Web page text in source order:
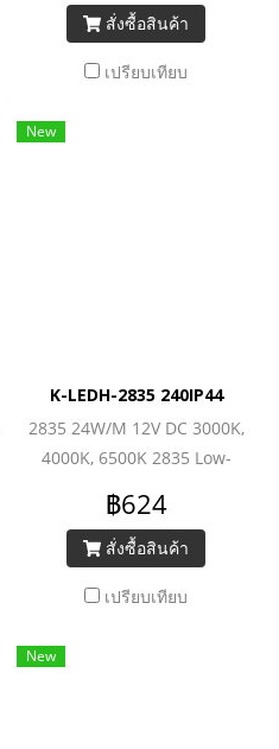
สั่งซื้อสินค้า
เปรียบเทียบ
New
K-LEDH-2835 240IP44
2835 24W/M 12V DC 3000K,
4000K, 6500K 2835 Low-
Power (240LEDs/M)
2880lm/M
฿624
สั่งซื้อสินค้า
เปรียบเทียบ
New